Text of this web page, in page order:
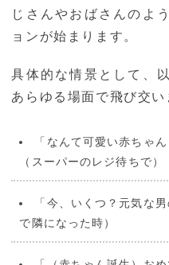
じさんやおばさんのよ
ョンが始まります。
具体的な情景として、
あらゆる場面で飛び交い
「なんて可愛い赤ちゃ
（スーパーのレジ待ちで）
「今、いくつ？元気な
で隣になった時）